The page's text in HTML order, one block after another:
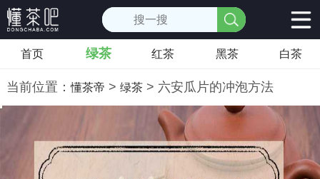
首页 绿茶 红茶 黑茶 白茶
当前位置：懂茶帝 > 绿茶> 六安瓜片的冲泡方法